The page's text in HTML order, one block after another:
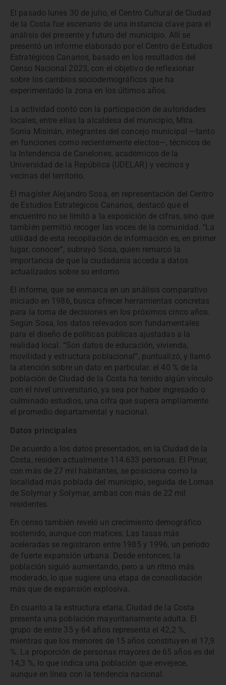
El pasado lunes 30 de julio, el Centro Cultural de Ciudad
de la Costa fue escenario de una instancia clave para el
análisis del presente y futuro del municipio. Allí se
presentó un informe elaborado por el Centro de Estudios
Estratégicos Canarios, basado en los resultados del
Censo Nacional 2023, con el objetivo de reflexionar
sobre los cambios sociodemográficos que ha
experimentado la zona en los últimos años.
La actividad contó con la participación de autoridades
locales, entre ellas la alcaldesa del municipio, Mtra.
Sonia Misirián, integrantes del concejo municipal —tanto
en funciones como recientemente electos—, técnicos de
la Intendencia de Canelones, académicos de la
Universidad de la República (UDELAR) y vecinos y
vecinas del territorio.
El magíster Alejandro Sosa, en representación del Centro
de Estudios Estratégicos Canarios, destacó que el
encuentro no se limitó a la exposición de cifras, sino que
también permitió recoger las voces de la comunidad. “La
utilidad de esta recopilación de información es, en primer
lugar, conocer”, subrayó Sosa, quien remarcó la
importancia de que la ciudadanía acceda a datos
actualizados sobre su entorno.
El informe, que se enmarca en un análisis comparativo
iniciado en 1986, busca ofrecer herramientas concretas
para la toma de decisiones en los próximos cinco años.
Según Sosa, los datos relevados son fundamentales
para el diseño de políticas públicas ajustadas a la
realidad local. “Son datos de educación, vivienda,
movilidad y estructura poblacional”, puntualizó, y llamó
la atención sobre un dato en particular: el 40 % de la
población de Ciudad de la Costa ha tenido algún vínculo
con el nivel universitario, ya sea por haber ingresado o
culminado estudios, una cifra que supera ampliamente
el promedio departamental y nacional.
Datos principales
De acuerdo a los datos presentados, en la Ciudad de la
Costa, residen actualmente 114.633 personas. El Pinar,
con más de 27 mil habitantes, se posiciona como la
localidad más poblada del municipio, seguida de Lomas
de Solymar y Solymar, ambas con más de 22 mil
residentes.
En censo también reveló un crecimiento demográfico
sostenido, aunque con matices. Las tasas más
aceleradas se registraron entre 1985 y 1996, un período
de fuerte expansión urbana. Desde entonces, la
población siguió aumentando, pero a un ritmo más
moderado, lo que sugiere una etapa de consolidación
más que de expansión explosiva.
En cuanto a la estructura etaria, Ciudad de la Costa
presenta una población mayoritariamente adulta. El
grupo de entre 35 y 64 años representa el 42,2 %,
mientras que los menores de 15 años constituyen el 17,9
%. La proporción de personas mayores de 65 años es del
14,3 %, lo que indica una población que envejece,
aunque en línea con la tendencia nacional.